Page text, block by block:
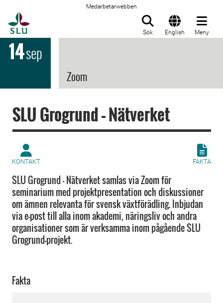
Medarbetarwebben
Sök English Meny
14sep
Zoom
SLU Grogrund – Nätverket
KONTAKT FAKTA
SLU Grogrund - Nätverket samlas via Zoom för
seminarium med projektpresentation och diskussioner
om ämnen relevanta för svensk växtförädling. Inbjudan
via e-post till alla inom akademi, näringsliv och andra
organisationer som är verksamma inom pågående SLU
Grogrund-projekt.
Fakta